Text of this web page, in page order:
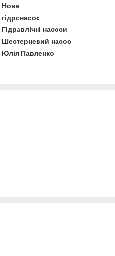
Нове
гідронасос
Гідравлічні насоси
Шестерневий насос
Юлія Павленко